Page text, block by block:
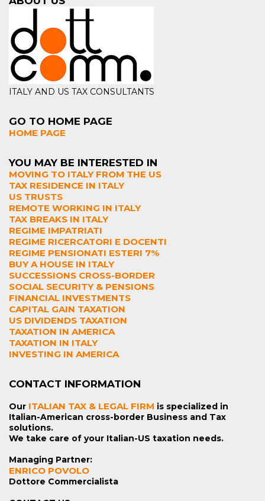
ITALY AND US TAX CONSULTANTS
GO TO HOME PAGE
HOME PAGE
YOU MAY BE INTERESTED IN
MOVING TO ITALY FROM THE US
TAX RESIDENCE IN ITALY
US TRUSTS
REMOTE WORKING IN ITALY
TAX BREAKS IN ITALY
REGIME IMPATRIATI
REGIME RICERCATORI E DOCENTI
REGIME PENSIONATI ESTERI 7%
BUY A HOUSE IN ITALY
SUCCESSIONS CROSS-BORDER
SOCIAL SECURITY & PENSIONS
FINANCIAL INVESTMENTS
CAPITAL GAIN TAXATION
US DIVIDENDS TAXATION
TAXATION IN AMERICA
TAXATION IN ITALY
INVESTING IN AMERICA
CONTACT INFORMATION
Our ITALIAN TAX & LEGAL FIRM is specialized in
Italian-American cross-border Business and Tax
solutions.
We take care of your Italian-US taxation needs.
Managing Partner:
ENRICO POVOLO
Dottore Commercialista